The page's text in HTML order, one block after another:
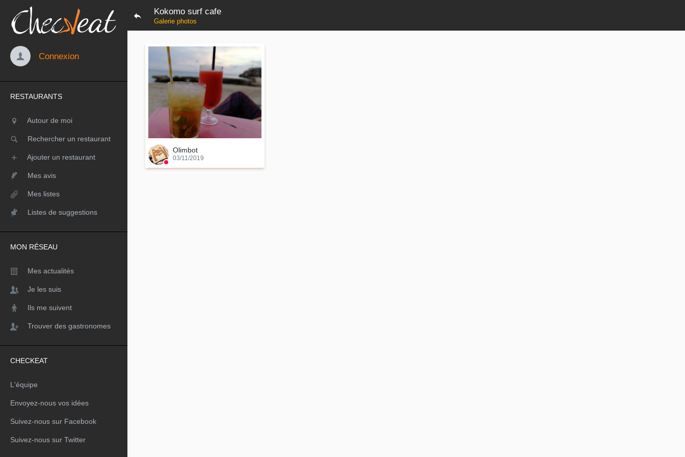
Kokomo surf cafe
Galerie photos
Connexion
RESTAURANTS
Autour de moi
Rechercher un restaurant
Ajouter un restaurant
Mes avis
Mes listes
Listes de suggestions
MON RÉSEAU
Mes actualités
Je les suis
Ils me suivent
Trouver des gastronomes
CHECKEAT
L'équipe
Envoyez-nous vos idées
Suivez-nous sur Facebook
Suivez-nous sur Twitter
Olimbot
03/11/2019